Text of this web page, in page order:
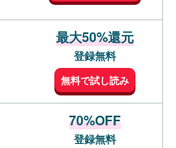
最大50%還元
登録無料
無料で試し読み
70%OFF
登録無料